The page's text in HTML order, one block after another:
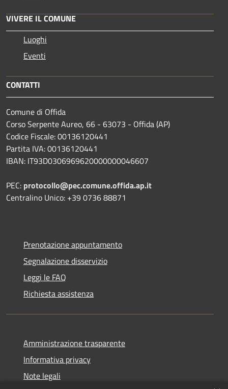
VIVERE IL COMUNE
Luoghi
Eventi
CONTATTI
Comune di Offida
Corso Serpente Aureo, 66 - 63073 - Offida (AP)
Codice Fiscale: 00136120441
Partita IVA: 00136120441
IBAN: IT93D0306969620000000046607
PEC: protocollo@pec.comune.offida.ap.it
Centralino Unico: +39 0736 88871
Prenotazione appuntamento
Segnalazione disservizio
Leggi le FAQ
Richiesta assistenza
Amministrazione trasparente
Informativa privacy
Note legali